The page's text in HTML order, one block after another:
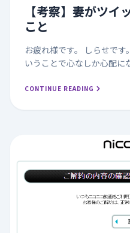
【考察】妻がツイ
こと
お疲れ様です。 しらせです。 妻がツイッターを始めたと
いうことで心なしか心配になって
ルネイティブ世代が増えた
CONTINUE READING